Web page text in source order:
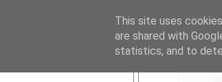
This site uses
are shared with
statistics, and to